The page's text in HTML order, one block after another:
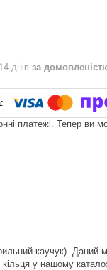
днів за
платежі. Тепер ви
каучук).
у нашому